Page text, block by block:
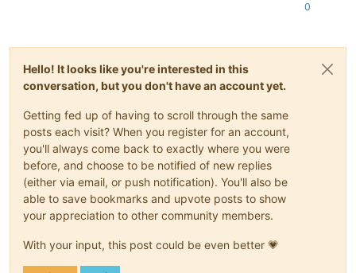
0
Hello! It looks like you're interested in this
conversation, but you don't have an account yet.
Getting fed up of having to scroll through the same
posts each visit? When you register for an account,
you'll always come back to exactly where you were
before, and choose to be notified of new replies
(either via email, or push notification). You'll also be
able to save bookmarks and upvote posts to show
your appreciation to other community members.
With your input, this post could be even better 💗